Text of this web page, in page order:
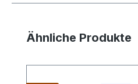
Produktgalerie
Ähnliche Produkte